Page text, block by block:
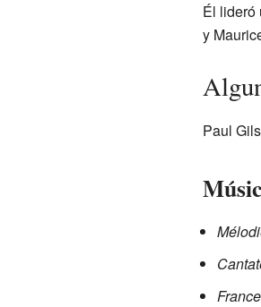
Él lideró
y
Paul